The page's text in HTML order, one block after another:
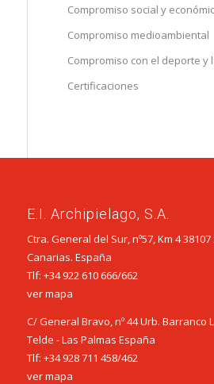
Compromiso social y
Compromiso medioambiental
Compromiso con el deporte y
Certificaciones
E.I. Archipielago, S.A.
Ctra. General del Sur, nº57, Km 4
Canarias. España
Tlf: +34 922 610 666/662
ver mapa
C/ General Bravo, nº 44 Urb. Barranco
Telde - Las Palmas España
Tlf: +34 928 711 458/462
ver mapa